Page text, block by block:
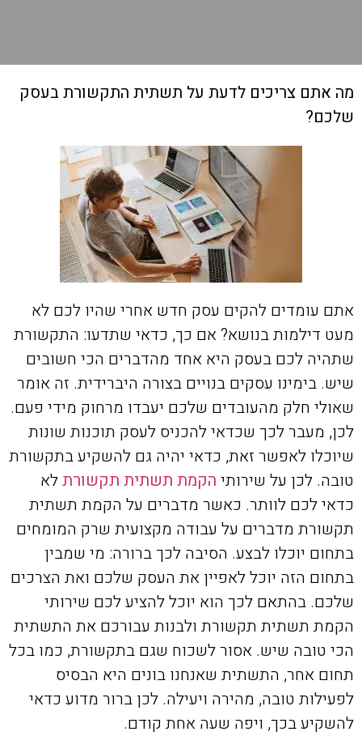
מה אתם צריכים לדעת על תשתית התקשורת בעסק
שלכם?
אתם עומדים להקים עסק חדש אחרי שהיו לכם לא
מעט דילמות בנושא? אם כך, כדאי שתדעו: התקשורת
שתהיה לכם בעסק היא אחד מהדברים הכי חשובים
שיש. בימינו עסקים בנויים בצורה היברידית. זה אומר
שאולי חלק מהעובדים שלכם יעבדו מרחוק מידי פעם.
לכן, מעבר לכך שכדאי להכניס לעסק תוכנות שונות
שיוכלו לאפשר זאת, כדאי יהיה גם להשקיע בתקשורת
טובה. לכן על שירותי הקמת תשתית תקשורתלא
כדאי לכם לוותר. כאשר מדברים על הקמת תשתית
תקשורת מדברים על עבודה מקצועית שרק המומחים
בתחום יוכלו לבצע. הסיבה לכך ברורה: מי שמבין
בתחום הזה יוכל לאפיין את העסק שלכם ואת הצרכים
שלכם. בהתאם לכך הוא יוכל להציע לכם שירותי
הקמת תשתית תקשורת ולבנות עבורכם את התשתית
הכי טובה שיש. אסור לשכוח שגם בתקשורת, כמו בכל
תחום אחר, התשתית שאנחנו בונים היא הבסיס
לפעילות טובה, מהירה ויעילה. לכן ברור מדוע כדאי
להשקיע בכך, ויפה שעה אחת קודם.